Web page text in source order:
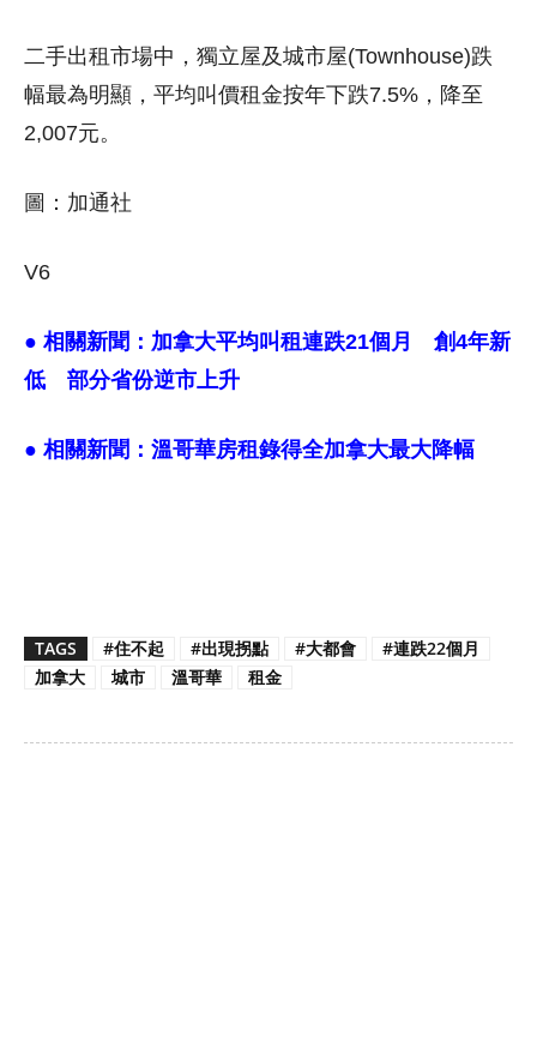
二手出租市場中，獨立屋及城市屋(Townhouse)跌
幅最為明顯，平均叫價租金按年下跌7.5%，降至
2,007元。
圖：加通社
V6
● 相關新聞： 加拿大平均叫租連跌21個月 創4年新
低 部分省份逆市上升
● 相關新聞： 溫哥華房租錄得全加拿大最大降幅
TAGS #住不起 #出現拐點 #大都會
#連跌22個月
加拿大
城市 溫哥華 租金